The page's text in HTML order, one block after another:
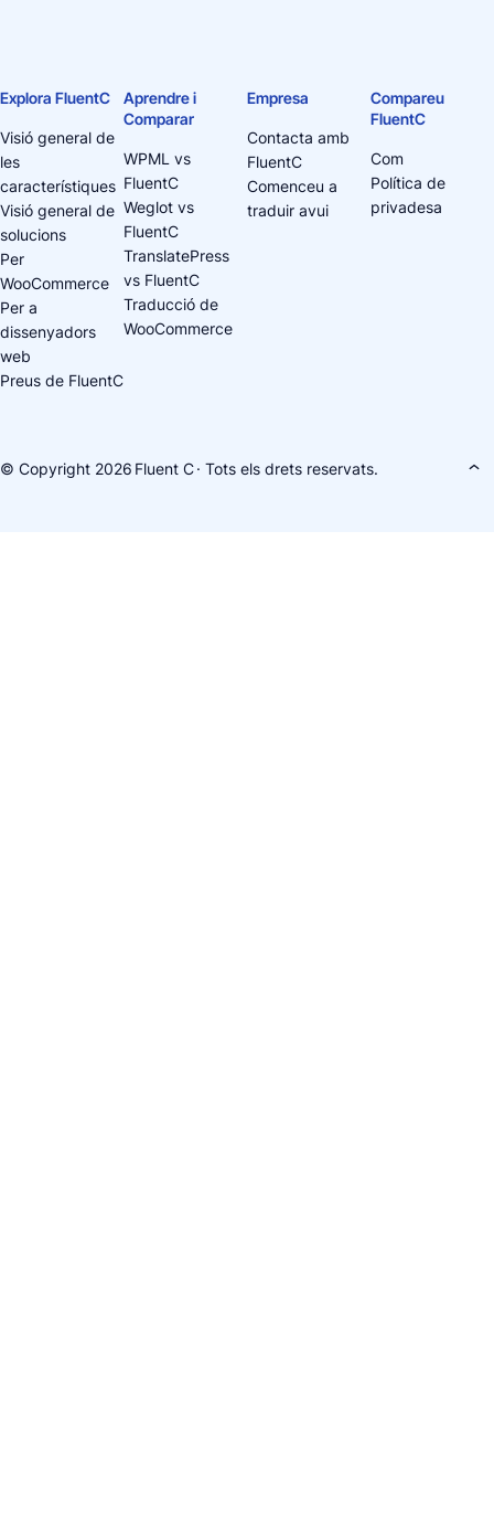
Explora FluentC
Visió general de
les
característiques
Visió general de
solucions
Per
WooCommerce
Per a
dissenyadors
web
Preus de FluentC
Aprendre i
Comparar
WPML vs
FluentC
Weglot vs
FluentC
TranslatePress
vs FluentC
Traducció de
WooCommerce
Empresa
Contacta amb
FluentC
Comenceu a
traduir avui
Compareu
FluentC
Com
Política de
privadesa
© Copyright 2026 Fluent C· Tots els drets reservats.